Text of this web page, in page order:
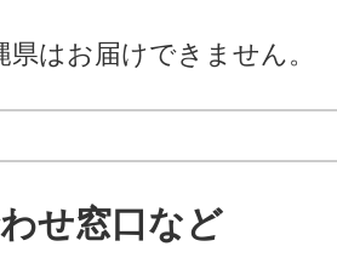
はお届けできません。
せ窓口など